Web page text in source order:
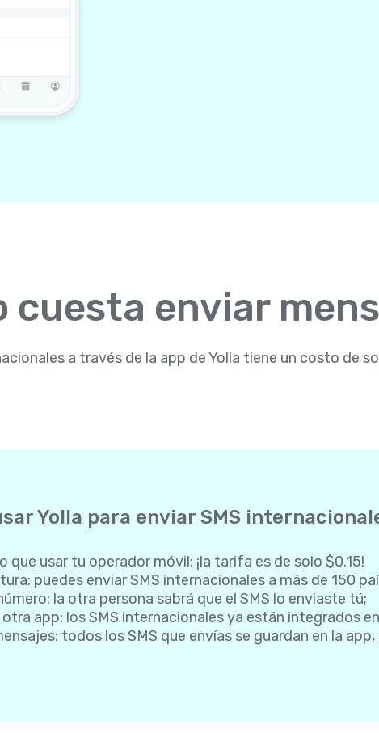
cuesta enviar
a través de la app de Yolla tiene un costo de
Yolla para enviar SMS
que usar tu operador móvil: ¡la tarifa es de solo $0.15!
puedes enviar SMS internacionales a más de 150
la otra persona sabrá que el SMS lo enviaste tú;
app: los SMS internacionales ya están integrados
todos los SMS que envías se guardan en la